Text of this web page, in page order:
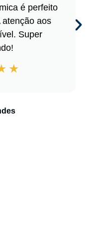
é perfeito
atenção aos
Super